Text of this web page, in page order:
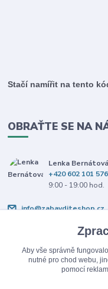
Stačí namířit na tento
OBRAŤTE SE NA
Lenka Bernátová
+420 602 101 576
9:00 - 19:00 hod.
info@zabavditeshop.cz
Aby vše správně
nutné pro chod webu,
pomocí